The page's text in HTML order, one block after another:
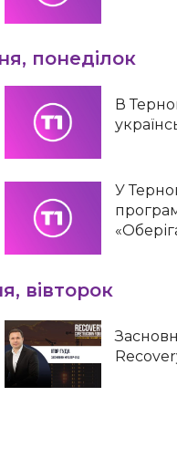
понеділок
В
У
вівторок